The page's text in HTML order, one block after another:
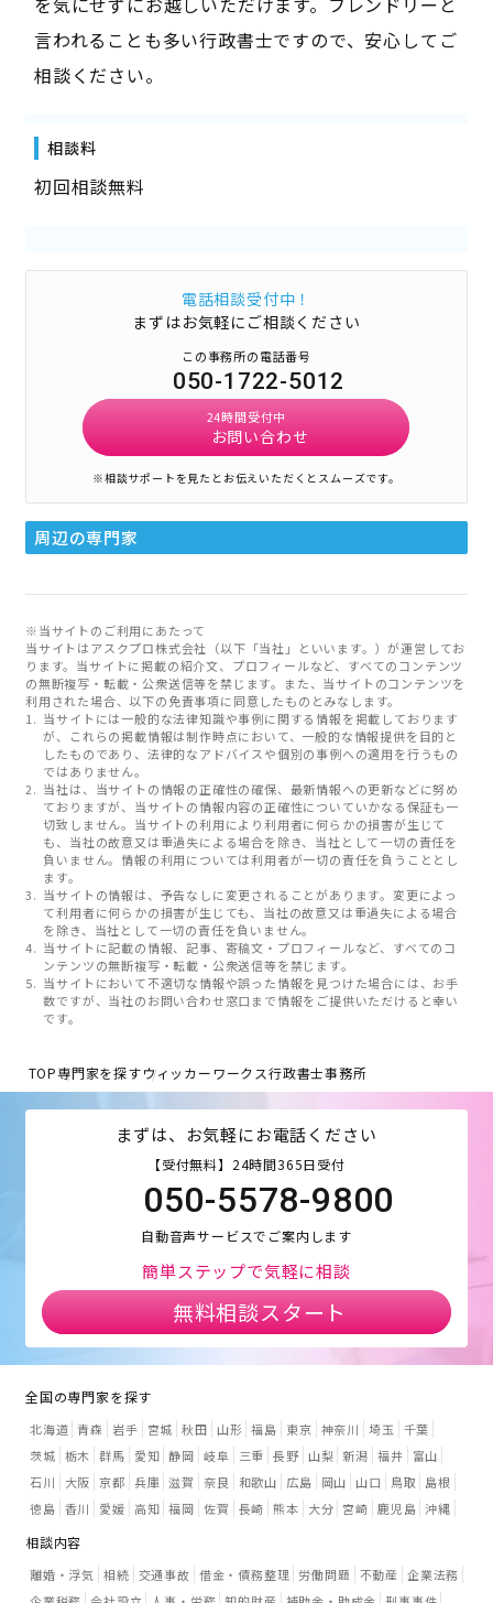
言われることも多い行政書士ですので、安心してご
相談ください。
相談料
初回相談無料
電話相談受付中！
まずはお気軽にご相談ください
この事務所の電話番号
050-1722-5012
24時間受付中
お問い合わせ
※相談サポートを見たとお伝えいただくとスムーズです。
周辺の専門家
※当サイトのご利用にあたって
当サイトはアスクプロ株式会社（以下「当社」といいます。）が運営してお
ります。当サイトに掲載の紹介文、プロフィールなど、すべてのコンテンツ
の無断複写・転載・公衆送信等を禁じます。また、当サイトのコンテンツを
利用された場合、以下の免責事項に同意したものとみなします。
当サイトには一般的な法律知識や事例に関する情報を掲載しております
が、これらの掲載情報は制作時点において、一般的な情報提供を目的と
したものであり、法律的なアドバイスや個別の事例への適用を行うもの
ではありません。
当社は、当サイトの情報の正確性の確保、最新情報への更新などに努め
ておりますが、当サイトの情報内容の正確性についていかなる保証も一
切致しません。当サイトの利用により利用者に何らかの損害が生じて
も、当社の故意又は重過失による場合を除き、当社として一切の責任を
負いません。情報の利用については利用者が一切の責任を負うこととし
ます。
当サイトの情報は、予告なしに変更されることがあります。変更によっ
て利用者に何らかの損害が生じても、当社の故意又は重過失による場合
を除き、当社として一切の責任を負いません。
当サイトに記載の情報、記事、寄稿文・プロフィールなど、すべてのコ
ンテンツの無断複写・転載・公衆送信等を禁じます。
当サイトにおいて不適切な情報や誤った情報を見つけた場合には、お手
数ですが、当社のお問い合わせ窓口まで情報をご提供いただけると幸い
です。
TOP専門家を探すウィッカーワークス行政書士事務所
まずは、お気軽にお電話ください
【受付無料】24時間365日受付
050-5578-9800
自動音声サービスでご案内します
簡単ステップで気軽に相談
無料相談スタート
全国の専門家を探す
北海道 青森 岩手 宮城 秋田 山形 福島 東京 神奈川 埼玉
千葉
茨城 栃木 群馬 愛知 静岡 岐阜 三重 長野 山梨 新潟 福井
富山
石川
大阪 京都 兵庫 滋賀 奈良 和歌山 広島 岡山 山口 鳥取
島根
徳島 香川 愛媛 高知 福岡 佐賀 長崎 熊本 大分 宮崎 鹿児島 沖縄
相談内容
離婚・浮気 相続 交通事故 借金・債務整理 労働問題 不動産 企業法務